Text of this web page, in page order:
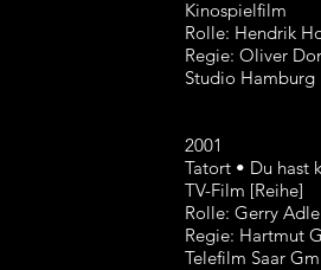
Kinospielfilm
Rolle: Hendrik
Regie: Oliver
Studio
2001
Tatort • Du hast
TV-Film [Reihe]
Rolle: Gerry
Regie: Hartmut
Telefilm Saar